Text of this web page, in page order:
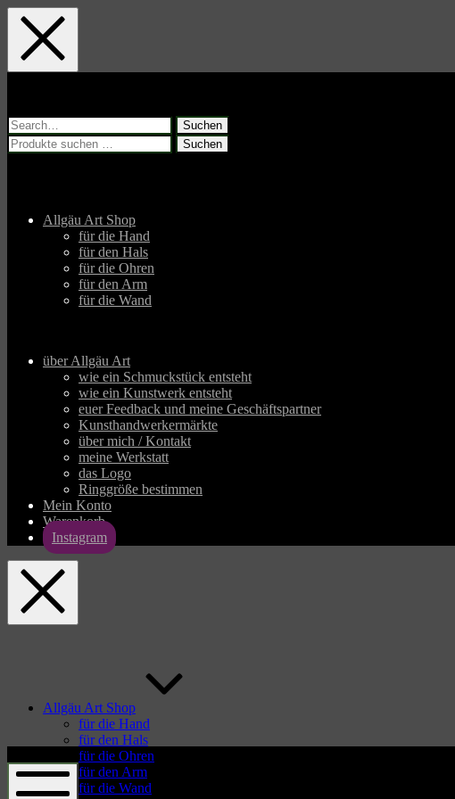
Skip
main
navigation
Skip
main
content
Skip
footer
Suchen
nach:
Suchen
Allgäu Art Shop
für die Hand
für den Hals
für die Ohren
für den Arm
für die Wand
über Allgäu Art
wie ein Schmuckstück entsteht
wie ein Kunstwerk entsteht
euer Feedback und meine Geschäftspartner
Kunsthandwerkermärkte
über mich / Kontakt
meine Werkstatt
das Logo
Ringgröße bestimmen
Mein Konto
Warenkorb
Instagram
Allgäu Art Shop
für die Hand
für den Hals
für die Ohren
für den Arm
für die Wand
art.com